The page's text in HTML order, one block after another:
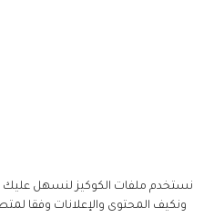
نستخدم ملفات الكوكيز لنسهل عليك
ونكيف المحتوى والإعلانات وفقا